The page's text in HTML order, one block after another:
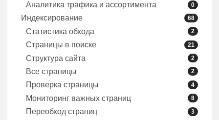
Аналитика трафика и ассортимента 0
Индексирование 68
Статистика обхода 2
Страницы в поиске 21
Структура сайта 2
Все страницы 2
Проверка страницы 4
Мониторинг важных страниц 8
Переобход страниц 3